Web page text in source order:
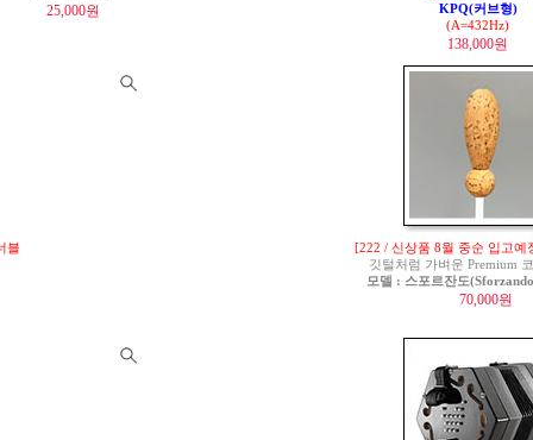
25,000원
KPQ(커브형)
(A=432Hz)
138,000원
블
[222 / 신상품 8월 중순 입고예
깃털처럼 가벼운 Premium
모델 : 스포르잔도
70,000원